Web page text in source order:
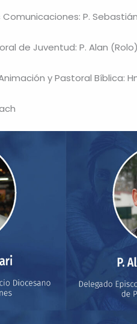
P.
de Juventud: P. Alan
y Pastoral Bíblica: